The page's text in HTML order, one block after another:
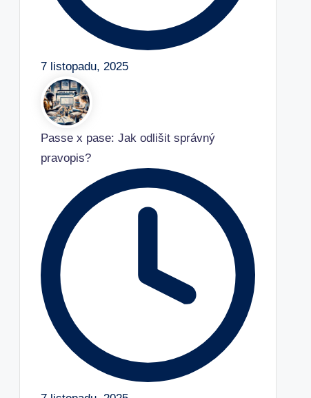
7 listopadu, 2025
Passe x pase: Jak odlišit správný
pravopis?